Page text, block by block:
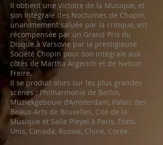
Il obtient une Victoire de la Musique, et
son Intégrale des Nocturnes de Chopin,
unanimement saluée par la critique, est
récompensée par un Grand Prix du
Disque à Varsovie par la prestigieuse
Société Chopin pour son intégrale aux
côtés de Martha Argerich et de Nelson
Freire.
Il se produit alors sur les plus grandes
scènes : Philharmonie de Berlin,
Muziekgebouw d’Amsterdam, Palais des
Beaux-Arts de Bruxelles, Cité de la
Musique et Salle Pleyel à Paris, États-
Unis, Canada, Russie, Chine, Corée…